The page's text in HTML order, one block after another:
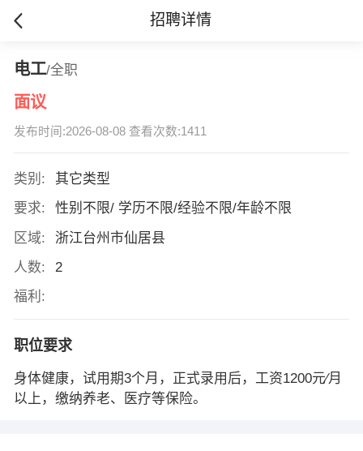
招聘详情
电工/全职
面议
发布时间:2026-08-08 查看次数:1411
类别:
其它类型
要求:
性别不限/ 学历不限/经验不限/年龄不限
区域:
浙江台州市仙居县
人数:
2
福利:
职位要求
身体健康，试用期3个月，正式录用后，工资1200元∕月
以上，缴纳养老、医疗等保险。